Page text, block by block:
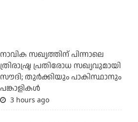
നാവിക സഖ്യത്തിന് പിന്നാലെ
ത്രിരാഷ്ട്ര പ്രതിരോധ സഖ്യവുമായി
സൗദി; തുര്‍ക്കിയും പാകിസ്ഥാനും
പങ്കാളികള്‍
3 hours ago